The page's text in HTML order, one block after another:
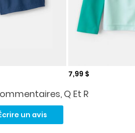
Prix de solde
7,99 $
Q Et R
un avis